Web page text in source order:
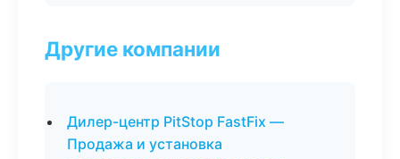
Другие компании
Дилер-центр PitStop FastFix —
Продажа и установка